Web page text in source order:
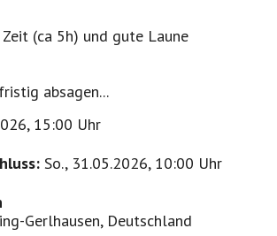
(ca 5h) und gute Laune
absagen...
15:00 Uhr
So., 31.05.2026, 10:00 Uhr
Gerlhausen, Deutschland